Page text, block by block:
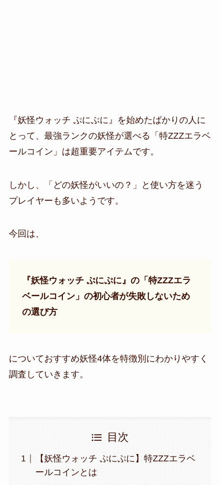
『妖怪ウォッチ ぷにぷに』を始めたばかりの人に
とって、最強ランクの妖怪が選べる「特ZZZエラベ
ールコイン」は超重要アイテムです。
しかし、「どの妖怪がいいの？」と使い方を迷う
プレイヤーも多いようです。
今回は、
『妖怪ウォッチ ぷにぷに』の「特ZZZエラ
ベールコイン」の初心者が失敗しないため
の選び方
についておすすめ妖怪4体を特徴別にわかりやすく
調査していきます。
目次
【妖怪ウォッチ ぷにぷに】特ZZZエラベ
ールコインとは